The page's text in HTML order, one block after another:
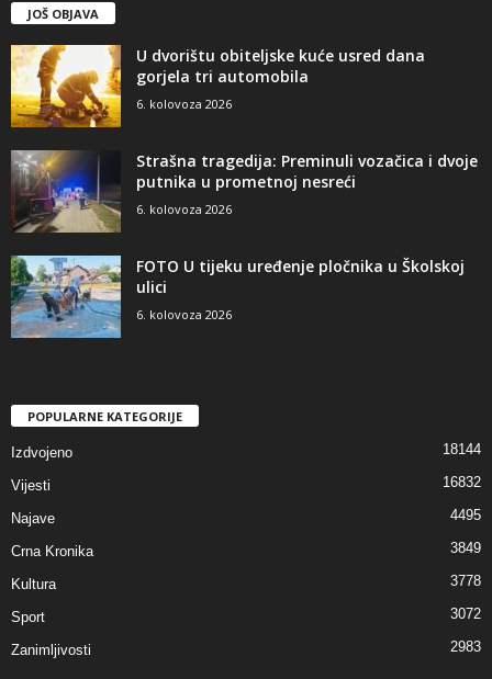
JOŠ OBJAVA
U dvorištu obiteljske kuće usred dana
gorjela tri automobila
6. kolovoza 2026
Strašna tragedija: Preminuli vozačica i dvoje
putnika u prometnoj nesreći
6. kolovoza 2026
FOTO U tijeku uređenje pločnika u Školskoj
ulici
6. kolovoza 2026
POPULARNE KATEGORIJE
Izdvojeno 18144
Vijesti 16832
Najave 4495
Crna Kronika 3849
Kultura 3778
Sport 3072
Zanimljivosti 2983